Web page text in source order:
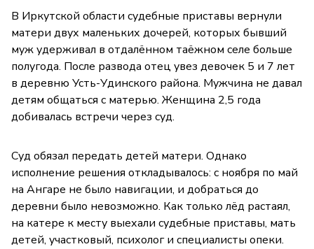
В Иркутской области судебные приставы вернули
матери двух маленьких дочерей, которых бывший
муж удерживал в отдалённом таёжном селе больше
полугода. После развода отец увез девочек 5 и 7 лет
в деревню Усть-Удинского района. Мужчина не давал
детям общаться с матерью. Женщина 2,5 года
добивалась встречи через суд.
Суд обязал передать детей матери. Однако
исполнение решения откладывалось: с ноября по май
на Ангаре не было навигации, и добраться до
деревни было невозможно. Как только лёд растаял,
на катере к месту выехали судебные приставы, мать
детей, участковый, психолог и специалисты опеки.